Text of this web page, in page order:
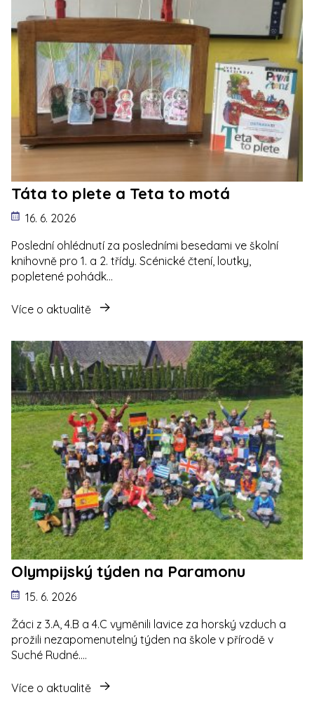
Táta to plete a Teta to motá
16. 6. 2026
Poslední ohlédnutí za posledními besedami ve školní
knihovně pro 1. a 2. třídy. Scénické čtení, loutky,
popletené pohádk…
Více o aktualitě
Olympijský týden na Paramonu
15. 6. 2026
Žáci z 3.A, 4.B a 4.C vyměnili lavice za horský vzduch a
prožili nezapomenutelný týden na škole v přírodě v
Suché Rudné.…
Více o aktualitě